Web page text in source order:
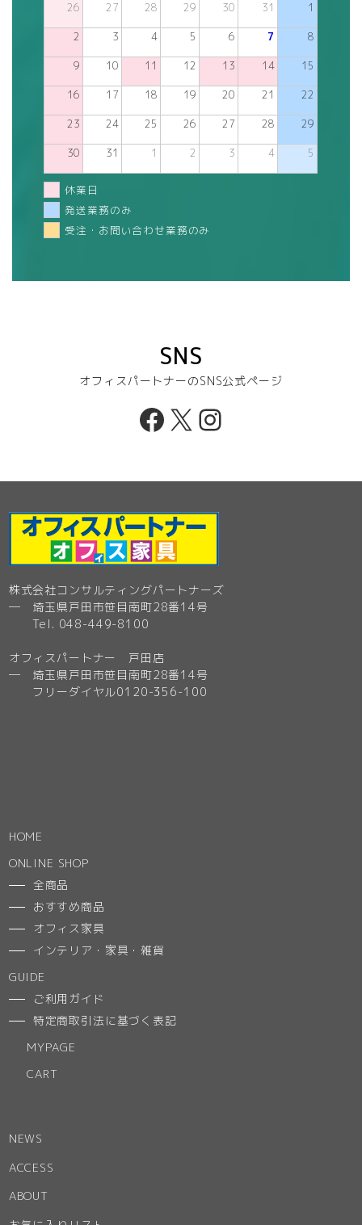
26 27 28 29 30 31 1
2 3 4 5 6 7 8
9 10 11 12 13 14 15
16 17 18 19 20 21 22
23 24 25 26 27 28 29
30 31 1 2 3 4 5
休業日
発送業務のみ
受注・お問い合わせ業務のみ
SNS
オフィスパートナーのSNS公式ページ
Facebook
X Instagram
株式会社コンサルティングパートナーズ
─ 埼玉県戸田市笹目南町28番14号
Tel. 048-449-8100
オフィスパートナー 戸田店
─ 埼玉県戸田市笹目南町28番14号
フリーダイヤル0120-356-100
HOME
ONLINE SHOP
全商品
おすすめ商品
オフィス家具
インテリア・家具・雑貨
GUIDE
ご利用ガイド
特定商取引法に基づく表記
MYPAGE
CART
NEWS
ACCESS
ABOUT